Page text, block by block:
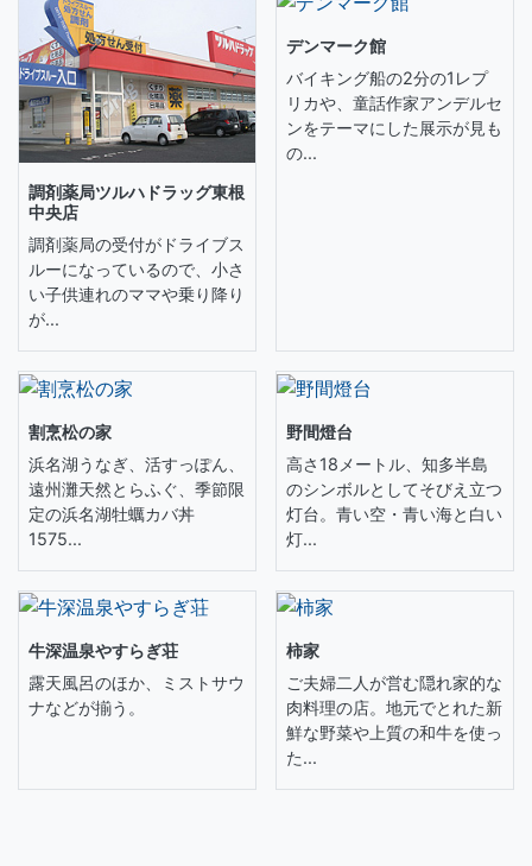
調剤薬局ツルハドラッグ東根
中央店
調剤薬局の受付がドライブス
ルーになっているので、小さ
い子供連れのママや乗り降り
が...
デンマーク館
バイキング船の2分の1レプ
リカや、童話作家アンデルセ
ンをテーマにした展示が見も
の...
割烹松の家
浜名湖うなぎ、活すっぽん、
遠州灘天然とらふぐ、季節限
定の浜名湖牡蠣カバ丼
1575...
野間燈台
高さ18メートル、知多半島
のシンボルとしてそびえ立つ
灯台。青い空・青い海と白い
灯...
牛深温泉やすらぎ荘
露天風呂のほか、ミストサウ
ナなどが揃う。
柿家
ご夫婦二人が営む隠れ家的な
肉料理の店。地元でとれた新
鮮な野菜や上質の和牛を使っ
た...